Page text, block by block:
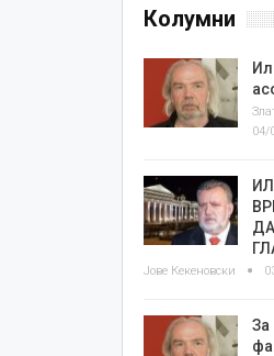
Колумни
04/
Јове Кекеновски
За